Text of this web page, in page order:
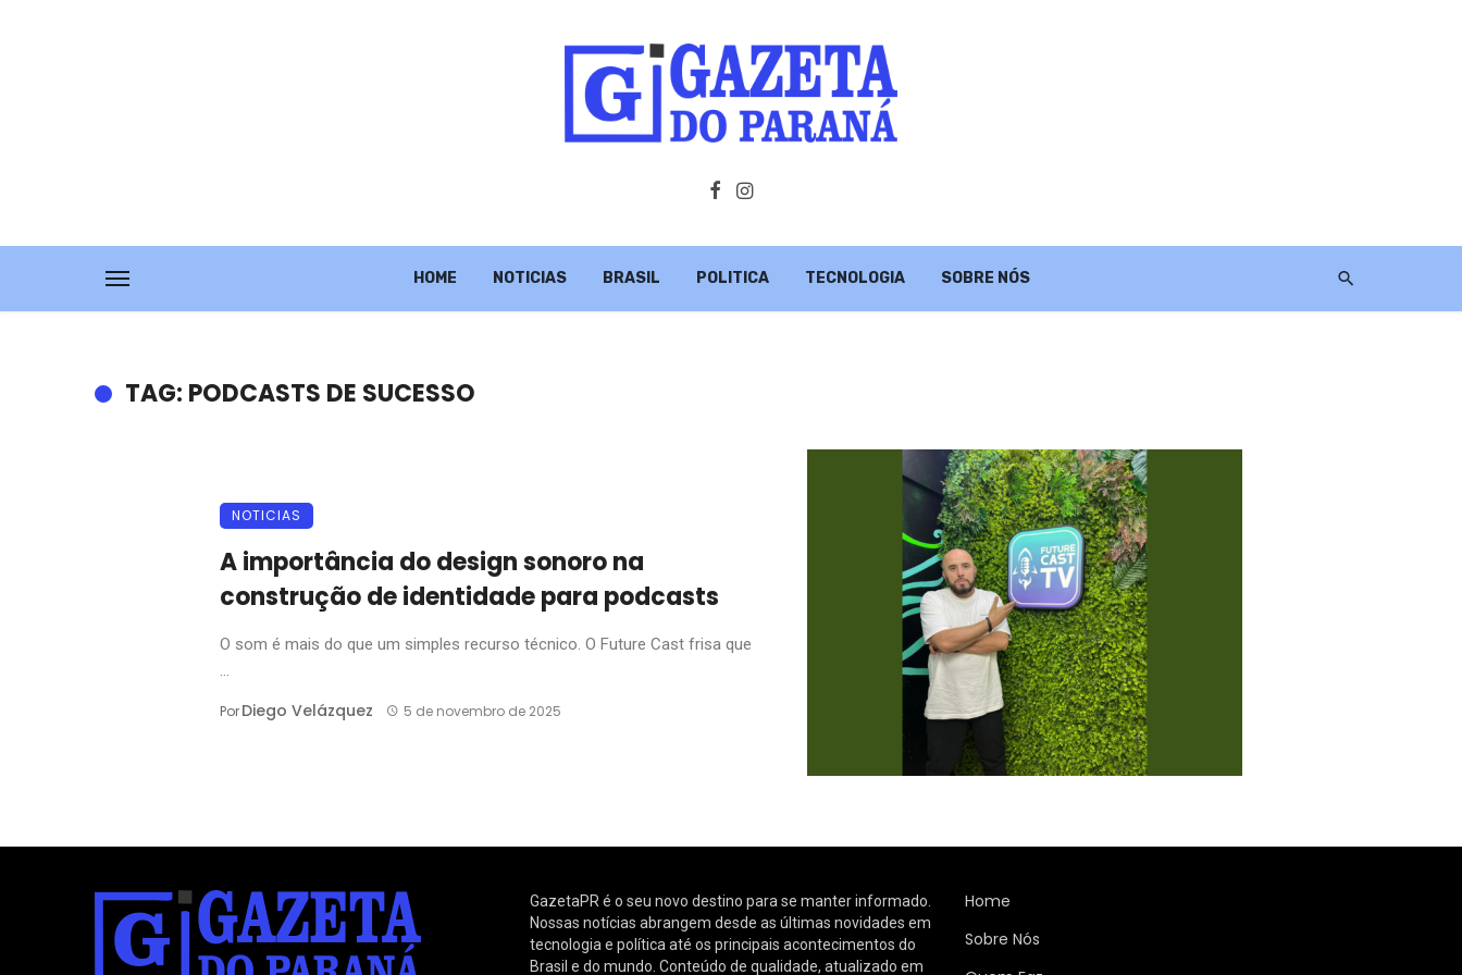
HOME NOTICIAS BRASIL POLITICA TECNOLOGIA SOBRE NÓS
TAG: PODCASTS DE SUCESSO
NOTICIAS
A importância do design sonoro na
construção de identidade para podcasts
O som é mais do que um simples recurso técnico. O Future Cast frisa que
...
PorDiego Velázquez 5 de novembro de 2025
GazetaPR é o seu novo destino para se manter informado.
Nossas notícias abrangem desde as últimas novidades em
tecnologia e política até os principais acontecimentos do
Brasil e do mundo. Conteúdo de qualidade, atualizado em
Home
Sobre Nós